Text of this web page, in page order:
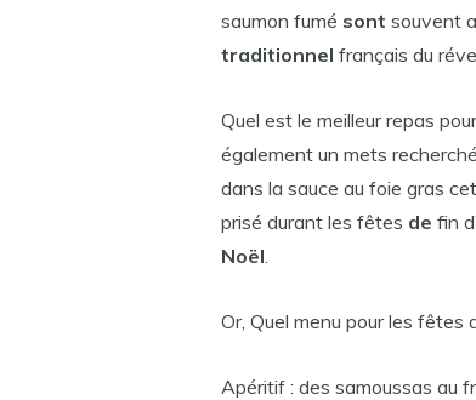
saumon fumé sont souvent
traditionnel français du
Quel est le meilleur repas
également un mets
dans la sauce au foie gras
prisé durant les fêtes de fin
Noël.
Or, Quel menu pour les fêtes
Apéritif : des samoussas au